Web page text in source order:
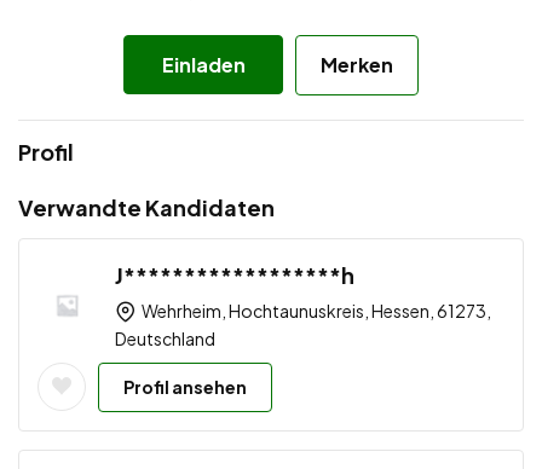
Einladen Merken
Profil
Verwandte Kandidaten
J******************h
Wehrheim, Hochtaunuskreis, Hessen, 61273,
Deutschland
Profil ansehen